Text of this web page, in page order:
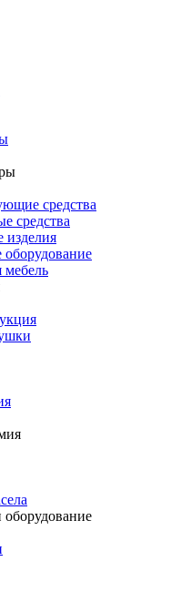
средства
средства